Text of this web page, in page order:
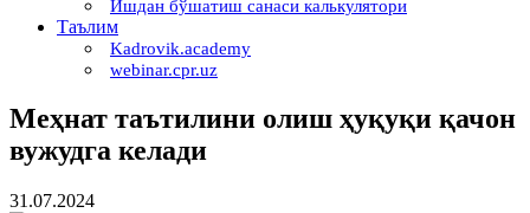
Ишдан бўшатиш санаси калькулятори
Таълим
Kadrovik.academy
webinar.cpr.uz
Меҳнат таътилини олиш ҳуқуқи қачон
вужудга келади
31.07.2024